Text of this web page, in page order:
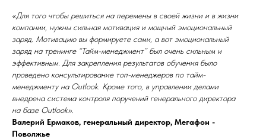
«Для того чтобы решиться на перемены в своей жизни и в жизни
компании, нужны сильная мотивация и мощный эмоциональный
заряд. Мотивацию вы формируете сами, а вот эмоциональный
заряд на тренинге “Тайм-менеджмент” был очень сильным и
эффективным. Для закрепления результатов обучения было
проведено консультирование топ-менеджеров по тайм-
менеджменту на Outlook. Кроме того, в управлении делами
внедрена система контроля поручений генерального директора
на базе Outlook».
Валерий Ермаков, генеральный директор, Мегафон -
Поволжье